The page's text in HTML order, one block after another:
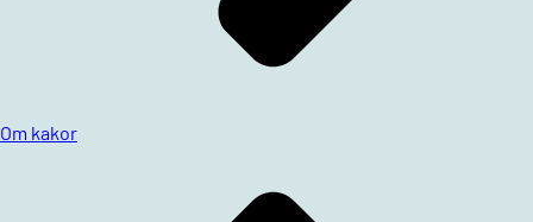
Om kakor